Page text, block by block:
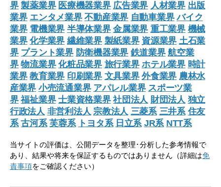
界 製薬業界 医療機器業界 広告業界 人材業界 出版
業界 エンタメ業界 不動産業界 自動車業界 バイク
業界 電機業界 半導体業界 金属業界 重工業界 機械
業界 化学業界 繊維業界 製紙業界 資源業界 土石業
界 プラント業界 防衛機器業界 鉄道業界 航空業
界 物流業界 化粧品業界 旅行業界 ホテル業界 時計
業界 教育業界 印刷業界 文具業界 外食業界 農林水
産業界 小売流通業界 アパレル業界 スポーツ業
界 福祉業界 士業資格業界 社団法人 財団法人 独立
行政法人 非営利法人 宗教法人 三菱系 三井系 住友
系 古河系 芙蓉系 トヨタ系 日立系 JR系 NTT系
当サイトの評価は、公開データを整理･分析した参考情報で
あり、結果や将来を保証するものではありません（詳細は免
責事項をご確認ください）